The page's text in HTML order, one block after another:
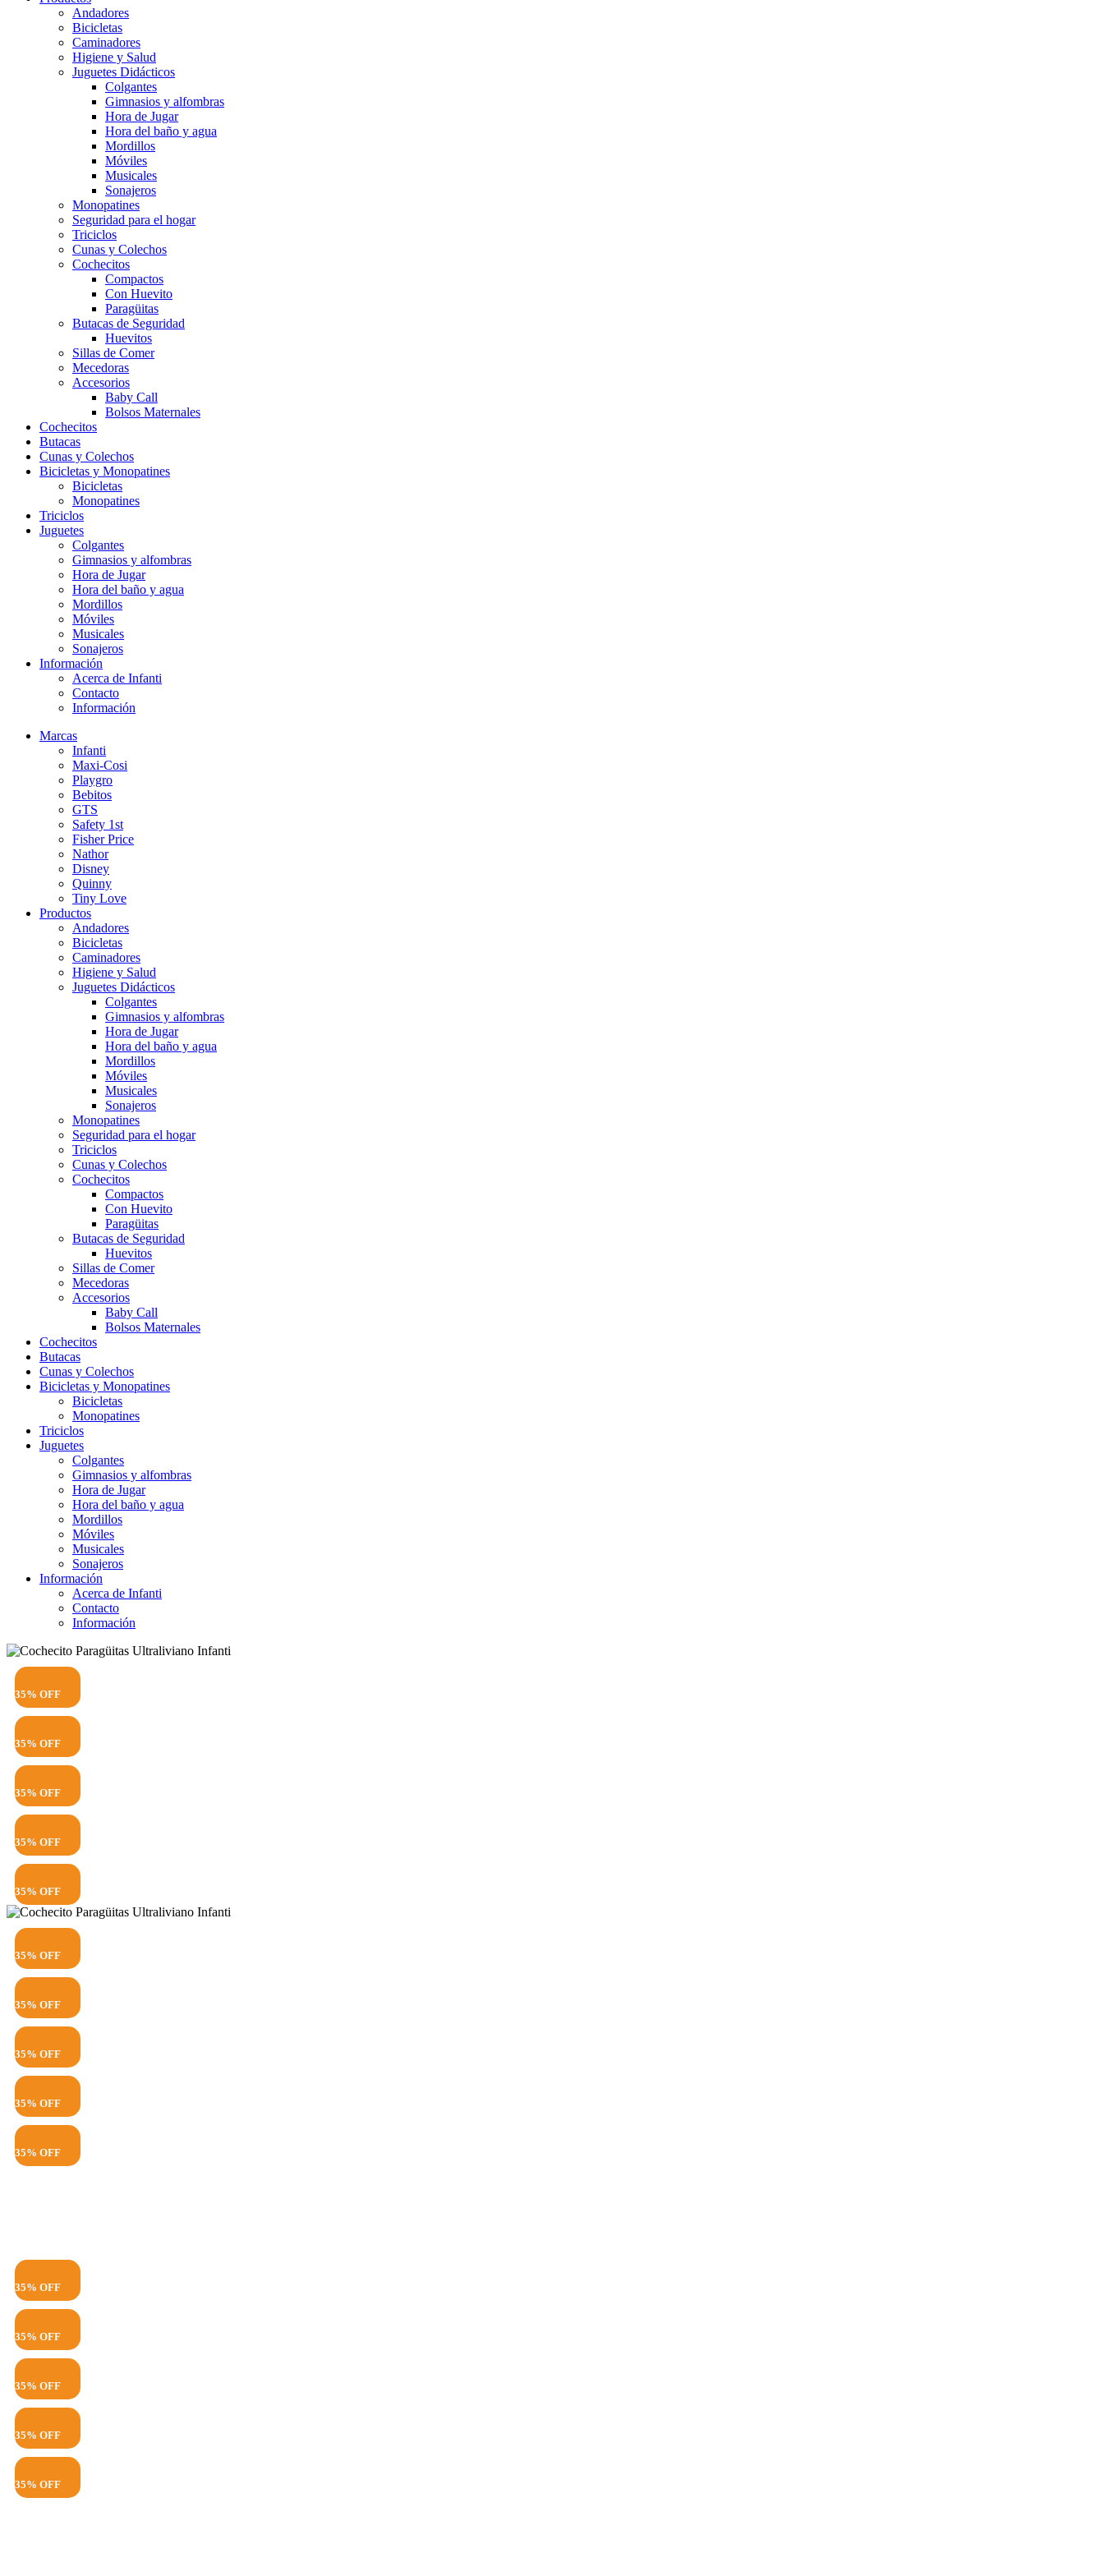
Andadores
Bicicletas
Caminadores
Higiene y Salud
Juguetes Didácticos
Colgantes
Gimnasios y alfombras
Hora de Jugar
Hora del baño y agua
Mordillos
Móviles
Musicales
Sonajeros
Monopatines
Seguridad para el hogar
Triciclos
Cunas y Colechos
Cochecitos
Compactos
Con Huevito
Paragüitas
Butacas de Seguridad
Huevitos
Sillas de Comer
Mecedoras
Accesorios
Baby Call
Bolsos Maternales
Cochecitos
Butacas
Cunas y Colechos
Bicicletas y Monopatines
Bicicletas
Monopatines
Triciclos
Juguetes
Colgantes
Gimnasios y alfombras
Hora de Jugar
Hora del baño y agua
Mordillos
Móviles
Musicales
Sonajeros
Información
Acerca de Infanti
Contacto
Información
Marcas
Infanti
Maxi-Cosi
Playgro
Bebitos
GTS
Safety 1st
Fisher Price
Nathor
Disney
Quinny
Tiny Love
Productos
Andadores
Bicicletas
Caminadores
Higiene y Salud
Juguetes Didácticos
Colgantes
Gimnasios y alfombras
Hora de Jugar
Hora del baño y agua
Mordillos
Móviles
Musicales
Sonajeros
Monopatines
Seguridad para el hogar
Triciclos
Cunas y Colechos
Cochecitos
Compactos
Con Huevito
Paragüitas
Butacas de Seguridad
Huevitos
Sillas de Comer
Mecedoras
Accesorios
Baby Call
Bolsos Maternales
Cochecitos
Butacas
Cunas y Colechos
Bicicletas y Monopatines
Bicicletas
Monopatines
Triciclos
Juguetes
Colgantes
Gimnasios y alfombras
Hora de Jugar
Hora del baño y agua
Mordillos
Móviles
Musicales
Sonajeros
Información
Acerca de Infanti
Contacto
Información
35% OFF
35% OFF
35% OFF
35% OFF
35% OFF
35% OFF
35% OFF
35% OFF
35% OFF
35% OFF
35% OFF
35% OFF
35% OFF
35% OFF
35% OFF